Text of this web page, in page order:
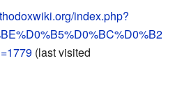
index.php?
(last visited